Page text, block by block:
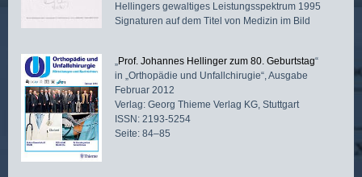
Hellingers gewaltiges Leistungsspektrum 1995
Signaturen auf dem Titel von Medizin im Bild
„Prof. Johannes Hellinger zum 80. Geburtstag“
in „Orthopädie und Unfallchirugie“, Ausgabe
Februar 2012
Verlag: Georg Thieme Verlag KG, Stuttgart
ISSN: 2193-5254
Seite: 84–85